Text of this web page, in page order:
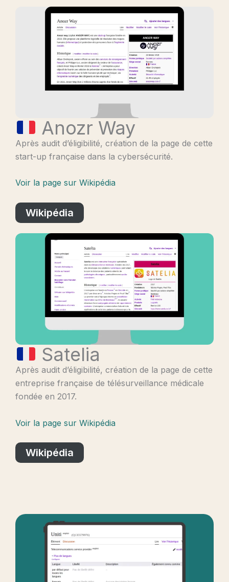
Anozr Way
Après audit d’éligibilité, création de la page de cette
start-up française dans la cybersécurité.
Voir la page sur Wikipédia
Wikipédia
Satelia
Après audit d’éligibilité, création de la page de cette
entreprise française de télésurveillance médicale
fondée en 2017.
Voir la page sur Wikipédia
Wikipédia